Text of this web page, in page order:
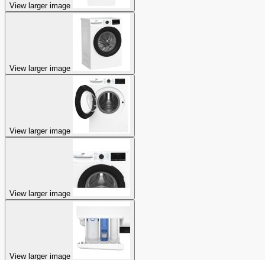
View larger image
View larger image
View larger image
View larger image
View larger image